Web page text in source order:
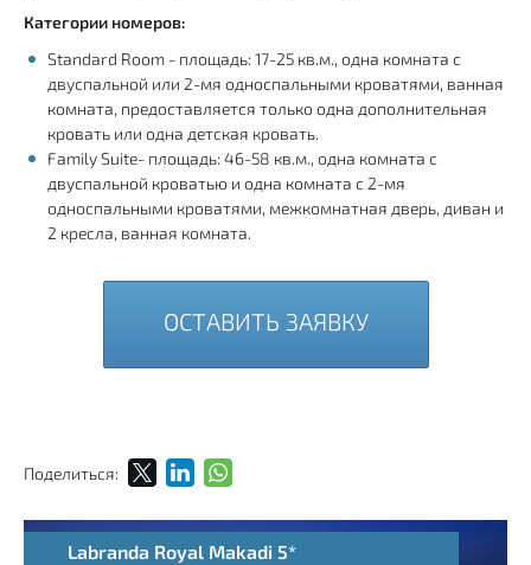
Категории номеров:
Standard Room - площадь: 17-25 кв.м., одна комната с
двуспальной или 2-мя односпальными кроватями, ванная
комната, предоставляется только одна дополнительная
кровать или одна детская кровать.
Family Suite- площадь: 46-58 кв.м., одна комната с
двуспальной кроватью и одна комната с 2-мя
односпальными кроватями, межкомнатная дверь, диван и
2 кресла, ванная комната.
ОСТАВИТЬ ЗАЯВКУ
Поделиться:
Labranda Royal Makadi 5*